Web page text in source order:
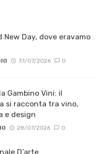
New Day, dove eravamo
31/07/2026 0
Gambino Vini: il
si racconta tra vino,
e design
28/07/2026 0
D’arte